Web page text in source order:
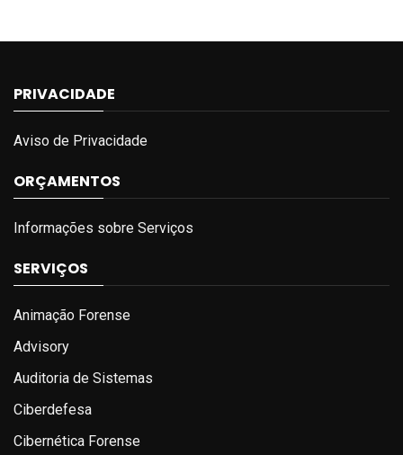
PRIVACIDADE
Aviso de Privacidade
ORÇAMENTOS
Informações sobre Serviços
SERVIÇOS
Animação Forense
Advisory
Auditoria de Sistemas
Ciberdefesa
Cibernética Forense